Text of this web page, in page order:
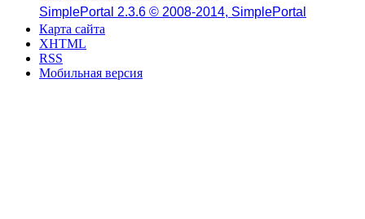
SimplePortal 2.3.6 © 2008-2014, SimplePortal
Карта сайта
XHTML
RSS
Мобильная версия